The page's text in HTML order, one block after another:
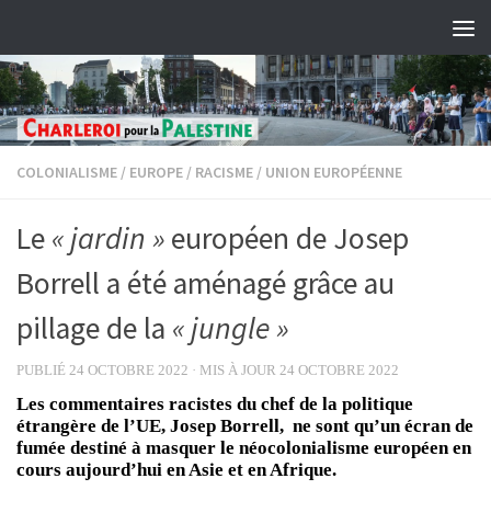
COLONIALISME / EUROPE / RACISME / UNION EUROPÉENNE
Le « jardin » européen de Josep
Borrell a été aménagé grâce au
pillage de la « jungle »
PUBLIÉ 24 OCTOBRE 2022 · MIS À JOUR 24 OCTOBRE 2022
Les commentaires racistes du chef de la politique
étrangère de l’UE, Josep Borrell, ne sont qu’un écran de
fumée destiné à masquer le néocolonialisme européen en
cours aujourd’hui en Asie et en Afrique.